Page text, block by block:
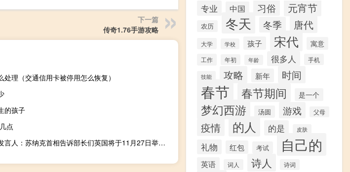
下一篇
传奇1.76手游攻略
处理（交通信用卡被停用怎么恢复）
的孩子
点
英国首相苏纳克发言人：苏纳克首相告诉部长们英国将于11月27日举行全球投资峰会我们不打算将与印度贸易协议的谈判与任何其他问题混为一谈
专业 中国 习俗 元宵节
农历 冬天 冬季 唐代
大学 学校 孩子 宋代 寓意
工作 年初 年龄 很多人 手机
技能 攻略 新年 时间
春节 春节期间 是一个
梦幻西游 汤圆 游戏 父母
疫情 的人 的是 皮肤
礼物 红包 考试 自己的
英语 词人 诗人 诗词